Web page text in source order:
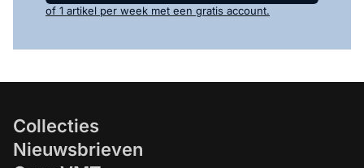
of 1 artikel per week met een gratis account.
Collecties
Nieuwsbrieven